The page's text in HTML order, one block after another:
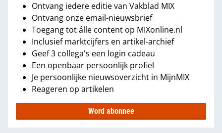
Ontvang iedere editie van Vakblad MIX
Ontvang onze email-nieuwsbrief
Toegang tot álle content op MIXonline.nl
Inclusief marktcijfers en artikel-archief
Geef 3 collega's een login cadeau
Een openbaar persoonlijk profiel
Je persoonlijke nieuwsoverzicht in MijnMIX
Reageren op artikelen
Word abonnee